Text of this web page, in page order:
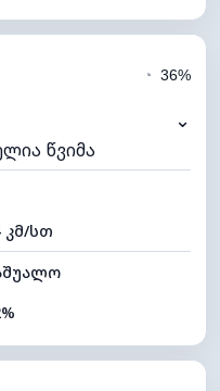
მ
◔ 36%
⌄
წვიმა
კმ/სთ